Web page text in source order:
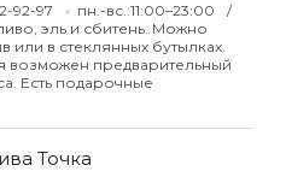
92-97
пн.-вс.:11:00–23:00
эль и сбитень. Можно
или в стеклянных бутылках.
возможен предварительный
Есть подарочные
Точка